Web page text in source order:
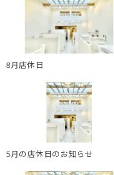
8月店休日
5月の店休日のお知らせ